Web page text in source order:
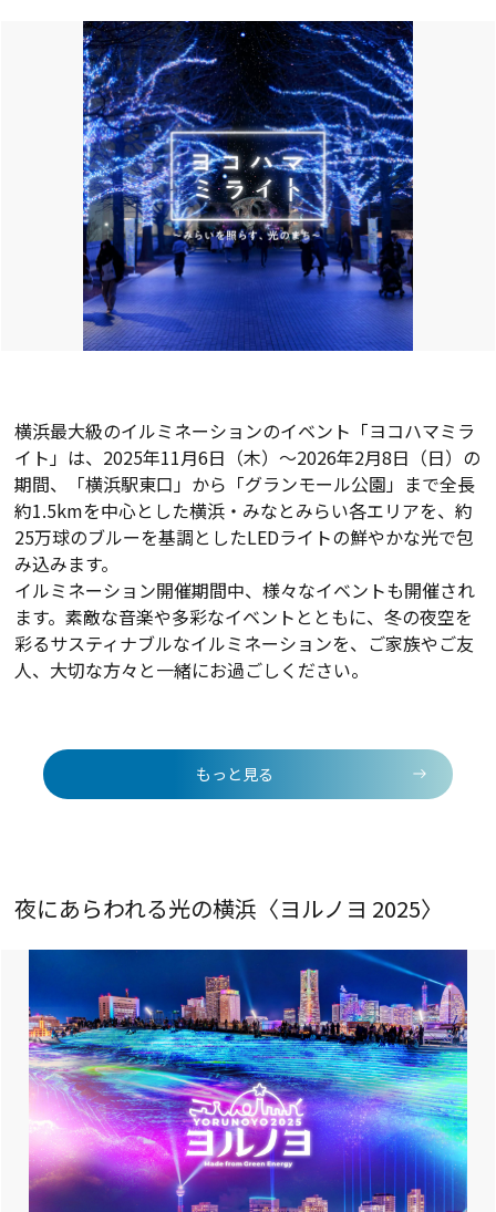
横浜最大級のイルミネーションのイベント「ヨコハマミラ
イト」は、2025年11月6日（木）～2026年2月8日（日）の
期間、「横浜駅東口」から「グランモール公園」まで全長
約1.5kmを中心とした横浜・みなとみらい各エリアを、約
25万球のブルーを基調としたLEDライトの鮮やかな光で包
み込みます。
イルミネーション開催期間中、様々なイベントも開催され
ます。素敵な音楽や多彩なイベントとともに、冬の夜空を
彩るサスティナブルなイルミネーションを、ご家族やご友
人、大切な方々と一緒にお過ごしください。
もっと見る
夜にあらわれる光の横浜〈ヨルノヨ 2025〉